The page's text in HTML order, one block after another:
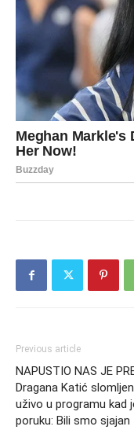
Previous article
NAPUSTIO NAS JE
Dragana Katić
uživo u programu kad
poruku: Bili smo sjajan